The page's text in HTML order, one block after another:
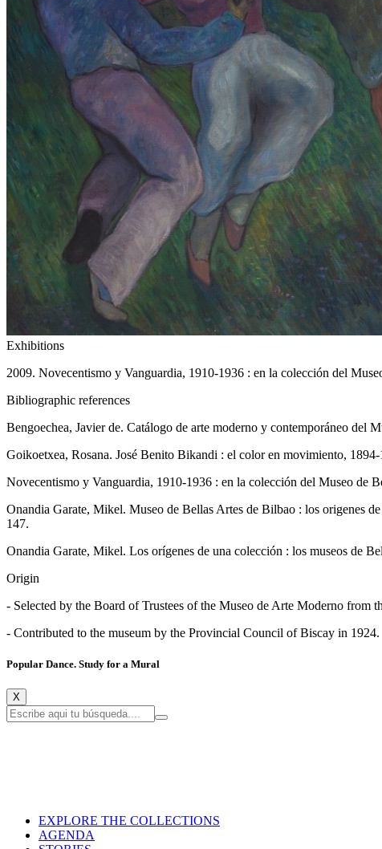
Exhibitions
2009. Novecentismo y Vanguardia, 1910-1936 : en la colección del
Bibliographic references
Bengoechea, Javier de. Catálogo de arte moderno y contemporáneo
Goikoetxea, Rosana. José Benito Bikandi : el color en movimiento,
Novecentismo y Vanguardia, 1910-1936 : en la colección del Museo de
Onandia Garate, Mikel. Museo de Bellas Artes de Bilbao : los origenes
147.
Onandia Garate, Mikel. Los orígenes de una colección : los museos de
Origin
- Selected by the Board of Trustees of the Museo de Arte Moderno from
- Contributed to the museum by the Provincial Council of Biscay in 1924.
Popular Dance. Study for a Mural
X
EXPLORE THE COLLECTIONS
AGENDA